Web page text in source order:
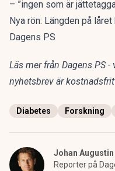
– ”ingen som är
Nya rön: Längden på
Dagens PS
Läs mer från Dagens PS -
nyhetsbrev är
Diabetes Forskning
Johan Augustin
Reporter på